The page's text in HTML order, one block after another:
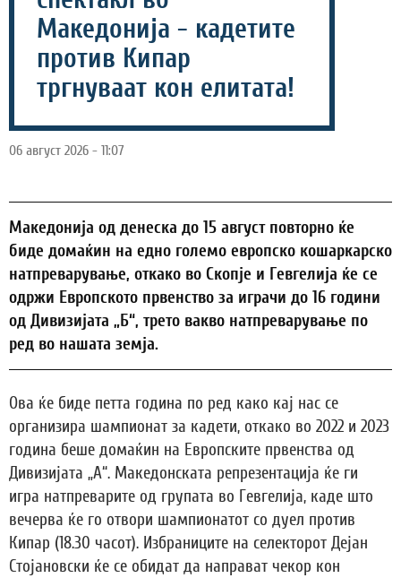
Македонија - кадетите
против Кипар
тргнуваат кон елитата!
06 август 2026 - 11:07
Македонија од денеска до 15 август повторно ќе
биде домаќин на едно големо европско кошаркарско
натпреварување, откако во Скопје и Гевгелија ќе се
одржи Европското првенство за играчи до 16 години
од Дивизијата „Б“, трето вакво натпреварување по
ред во нашата земја.
Ова ќе биде петта година по ред како кај нас се
организира шампионат за кадети, откако во 2022 и 2023
година беше домаќин на Европските првенства од
Дивизијата „А“. Македонската репрезентација ќе ги
игра натпреварите од групата во Гевгелија, каде што
вечерва ќе го отвори шампионатот со дуел против
Кипар (18.30 часот). Избраниците на селекторот Дејан
Стојановски ќе се обидат да направат чекор кон